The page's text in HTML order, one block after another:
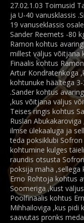
27.02.1.03 Toimusid
ja U-40 vanusklassis
19 vanuseklassis
Sander Reemets -80
Ramon kohtus
millest väljus võitjana
Finaalis kohtus
Artur Kondratenkoga
kohtunuke häältega
.Sander kohtus
,kus võitjana väljus
Teises ringis kohtus
Ruslan
ilmse ülekaaluga ja
teda poksiklubi
kohtumine kulges
raundis otsusta
poksija maha ,sellega
Erno Rohtoja kohtus
Soomeriga ,kust
Poolfinaalis kohtus
Mihhailoviga ,kus pidi
saavutas pronks